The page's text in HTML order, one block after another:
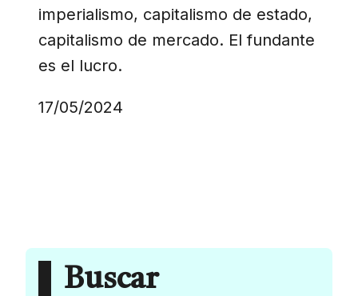
imperialismo, capitalismo de estado,
capitalismo de mercado. El fundante
es el lucro.
17/05/2024
Buscar